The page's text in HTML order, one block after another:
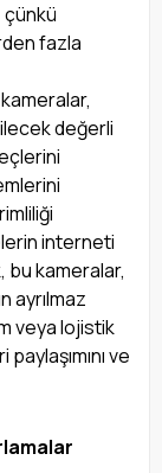
çünkü
fazla
kameralar,
değerli
interneti
bu kameralar,
ayrılmaz
veya lojistik
ve